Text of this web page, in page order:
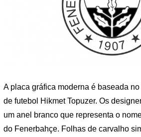
A placa gráfica moderna é baseada
de futebol Hikmet Topuzer. Os
um anel branco que representa o
do Fenerbahçe. Folhas de carvalho